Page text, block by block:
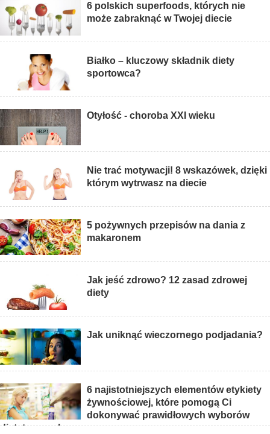
6 polskich superfoods, których nie
może zabraknąć w Twojej diecie
Białko – kluczowy składnik diety
sportowca?
Otyłość - choroba XXI wieku
Nie trać motywacji! 8 wskazówek, dzięki
którym wytrwasz na diecie
5 pożywnych przepisów na dania z
makaronem
Jak jeść zdrowo? 12 zasad zdrowej
diety
Jak uniknąć wieczornego podjadania?
6 najistotniejszych elementów etykiety
żywnościowej, które pomogą Ci
dokonywać prawidłowych wyborów
dietetycznych